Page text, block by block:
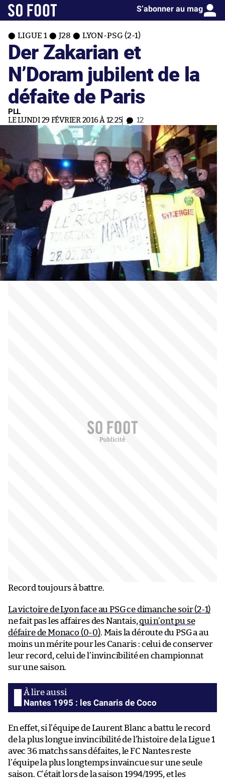
S’abonner au mag
LIGUE 1 J28 LYON-PSG (2-1)
Der Zakarian et
N’Doram jubilent de la
défaite de Paris
PLL
LE LUNDI 29 FÉVRIER 2016 À 12:25 12
Record toujours à battre.
La victoire de Lyon face au PSG ce dimanche soir (2-1)
ne fait pas les affaires des Nantais,qui n’ont pu se
défaire de Monaco (0-0). Mais la déroute du PSG a au
moins un mérite pour les Canaris : celui de conserver
leur record, celui de l’invincibilité en championnat
sur une saison.
Nantes 1995 : les Canaris de Coco
En effet, si l’équipe de Laurent Blanc a battu le record
de la plus longue invincibilité de l’histoire de la Ligue 1
avec 36 matchs sans défaites, le FC Nantes reste
l’équipe la plus longtemps invaincue sur une seule
saison. C’était lors de la saison 1994/1995, et les